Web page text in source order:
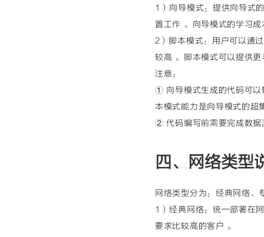
1）向导模式：提供向导式
置工作 。向导模式的学习
2）脚本模式：用户可以通
较高 。脚本模式可以提供
注意：
① 向导模式生成的代码可以
本模式能力是向导模式的超
② 代码编写前需要完成数据
四、网络类型
网络类型分为：经典网络
1）经典网络：统一部署在
要求比较高的客户 。